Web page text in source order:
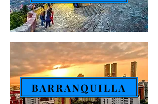
BARRANQUILLA